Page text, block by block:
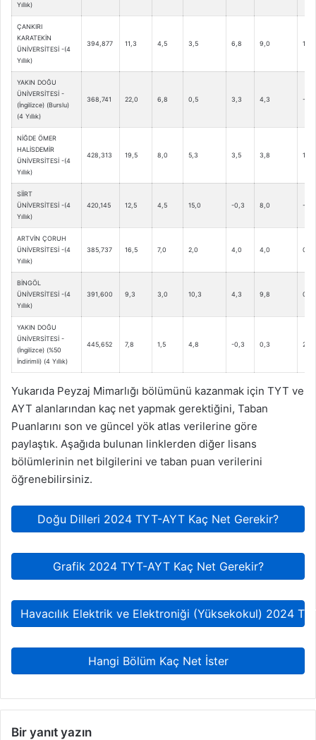
Yıllık)
ÇANKIRI
KARATEKİN
ÜNİVERSİTESİ -(4
Yıllık)
394,877 11,3 4,5 3,5 6,8 9,0 1,8
YAKIN DOĞU
ÜNİVERSİTESİ -
(İngilizce) (Burslu)
(4 Yıllık)
368,741 22,0 6,8 0,5 3,3 4,3 -0,5
NİĞDE ÖMER
HALİSDEMİR
ÜNİVERSİTESİ -(4
Yıllık)
428,313 19,5 8,0 5,3 3,5 3,8 1,0
SİİRT
ÜNİVERSİTESİ -(4
Yıllık)
420,145 12,5 4,5 15,0 -0,3 8,0 -0,3
ARTVİN ÇORUH
ÜNİVERSİTESİ -(4
Yıllık)
385,737 16,5 7,0 2,0 4,0 4,0 0,3
BİNGÖL
ÜNİVERSİTESİ -(4
Yıllık)
391,600 9,3 3,0 10,3 4,3 9,8 0,0
YAKIN DOĞU
ÜNİVERSİTESİ -
(İngilizce) (%50
İndirimli) (4 Yıllık)
445,652 7,8 1,5 4,8 -0,3 0,3 2,5
Yukarıda Peyzaj Mimarlığı bölümünü kazanmak için TYT ve
AYT alanlarından kaç net yapmak gerektiğini, Taban
Puanlarını son ve güncel yök atlas verilerine göre
paylaştık. Aşağıda bulunan linklerden diğer lisans
bölümlerinin net bilgilerini ve taban puan verilerini
öğrenebilirsiniz.
Doğu Dilleri 2024 TYT-AYT Kaç Net Gerekir?
Grafik 2024 TYT-AYT Kaç Net Gerekir?
Havacılık Elektrik ve Elektroniği (Yüksekokul) 2024
Hangi Bölüm Kaç Net İster
Bir yanıt yazın